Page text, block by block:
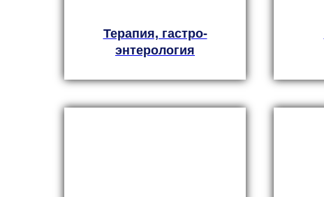
Терапия, гастро-
энтерология